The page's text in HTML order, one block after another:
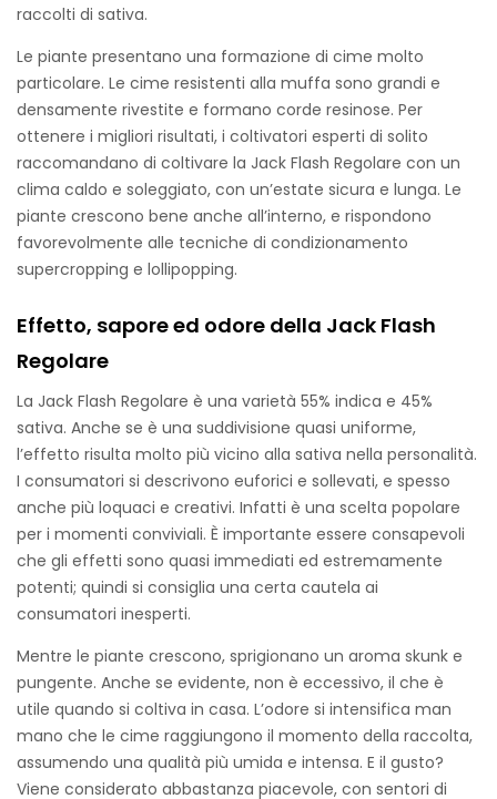
raccolti di sativa.
Le piante presentano una formazione di cime molto
particolare. Le cime resistenti alla muffa sono grandi e
densamente rivestite e formano corde resinose. Per
ottenere i migliori risultati, i coltivatori esperti di solito
raccomandano di coltivare la Jack Flash Regolare con un
clima caldo e soleggiato, con un’estate sicura e lunga. Le
piante crescono bene anche all’interno, e rispondono
favorevolmente alle tecniche di condizionamento
supercropping e lollipopping.
Effetto, sapore ed odore della Jack Flash
Regolare
La Jack Flash Regolare è una varietà 55% indica e 45%
sativa. Anche se è una suddivisione quasi uniforme,
l’effetto risulta molto più vicino alla sativa nella personalità.
I consumatori si descrivono euforici e sollevati, e spesso
anche più loquaci e creativi. Infatti è una scelta popolare
per i momenti conviviali. È importante essere consapevoli
che gli effetti sono quasi immediati ed estremamente
potenti; quindi si consiglia una certa cautela ai
consumatori inesperti.
Mentre le piante crescono, sprigionano un aroma skunk e
pungente. Anche se evidente, non è eccessivo, il che è
utile quando si coltiva in casa. L’odore si intensifica man
mano che le cime raggiungono il momento della raccolta,
assumendo una qualità più umida e intensa. E il gusto?
Viene considerato abbastanza piacevole, con sentori di